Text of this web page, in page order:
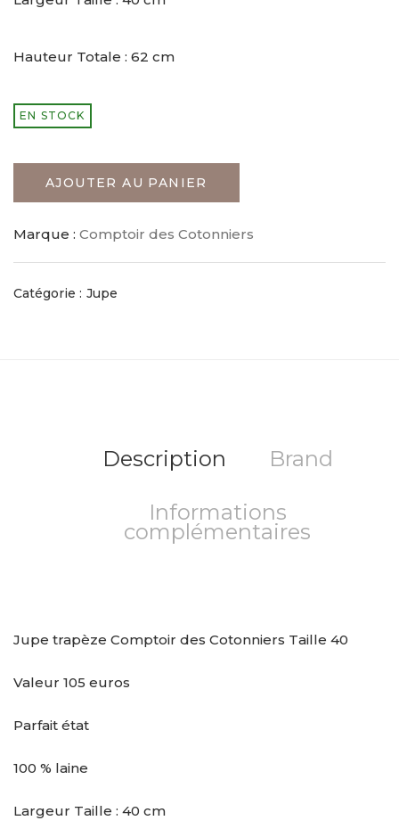
Hauteur Totale : 62 cm
EN STOCK
AJOUTER AU PANIER
Marque : Comptoir des Cotonniers
Catégorie : Jupe
Description Brand
Informations
complémentaires
Jupe trapèze Comptoir des Cotonniers Taille 40
Valeur 105 euros
Parfait état
100 % laine
Largeur Taille : 40 cm